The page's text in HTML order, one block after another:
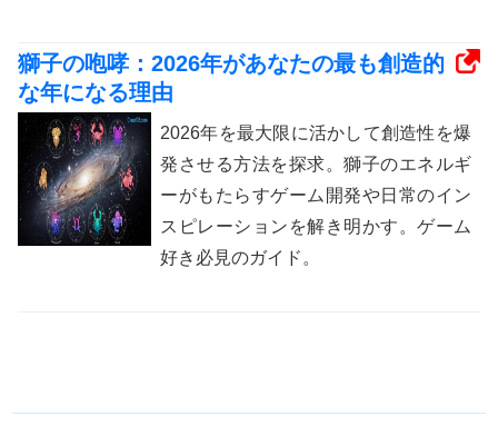
獅子の咆哮：2026年があなたの最も創造的
な年になる理由
2026年を最大限に活かして創造性を爆
発させる方法を探求。獅子のエネルギ
ーがもたらすゲーム開発や日常のイン
スピレーションを解き明かす。ゲーム
好き必見のガイド。